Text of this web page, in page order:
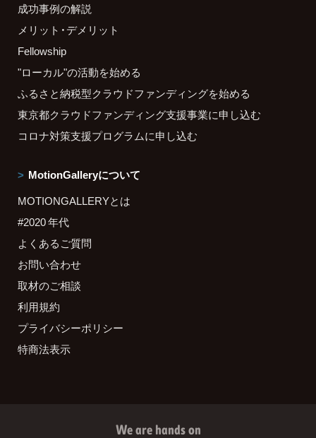
成功事例の解説
メリット・デメリット
Fellowship
"ローカル"の活動を始める
ふるさと納税型クラウドファンディングを始める
東京都クラウドファンディング支援事業に申し込む
コロナ対策支援プログラムに申し込む
MotionGalleryについて
MOTIONGALLERYとは
#2020 年代
よくあるご質問
お問い合わせ
取材のご相談
利用規約
プライバシーポリシー
特商法表示
We are hands on